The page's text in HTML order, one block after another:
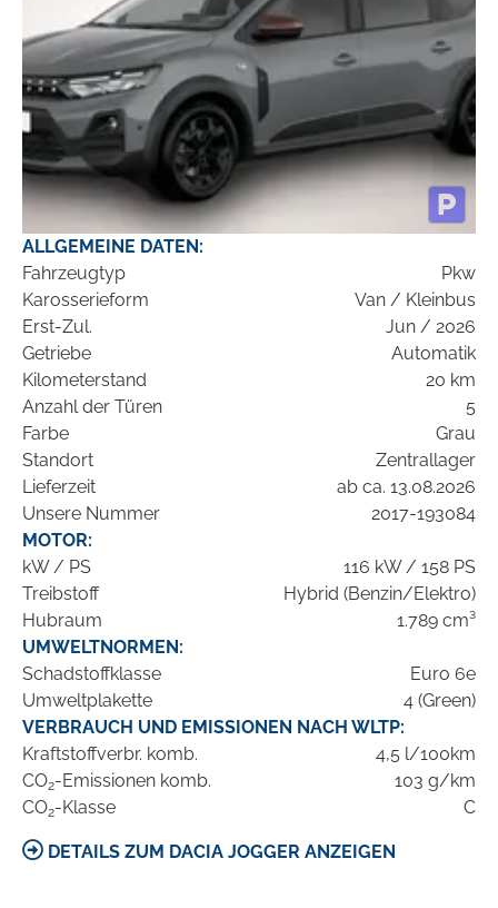
ALLGEMEINE DATEN:
Fahrzeugtyp
Pkw
Karosserieform
Van / Kleinbus
Erst-Zul.
Jun / 2026
Getriebe
Automatik
Kilometerstand
20 km
Anzahl der Türen
5
Farbe
Grau
Standort
Zentrallager
Lieferzeit
ab ca. 13.08.2026
Unsere Nummer
2017-193084
MOTOR:
kW / PS
116 kW / 158 PS
Treibstoff
Hybrid (Benzin/Elektro)
Hubraum
1.789 cm³
UMWELTNORMEN:
Schadstoffklasse
Euro 6e
Umweltplakette
4 (Green)
VERBRAUCH UND EMISSIONEN NACH WLTP:
Kraftstoffverbr. komb.
4,5 l/100km
CO2-Emissionen komb.
103 g/km
CO2-Klasse C
DETAILS ZUM DACIA JOGGER ANZEIGEN